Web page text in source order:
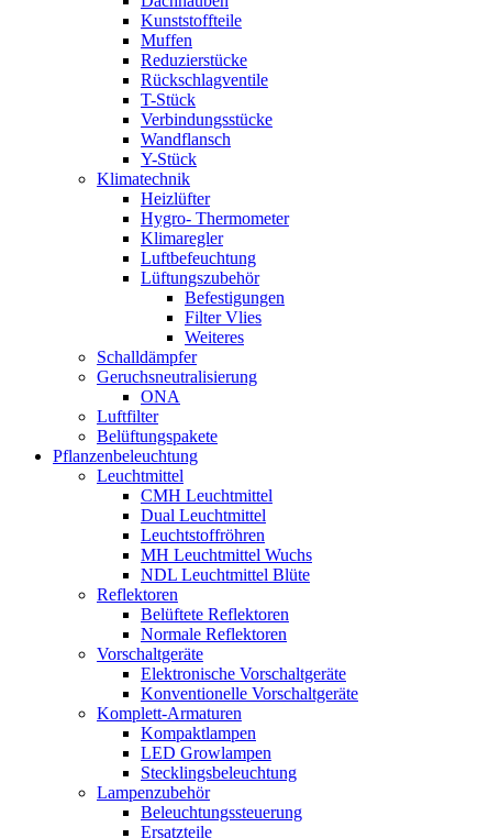
Kunststoffteile
Muffen
Reduzierstücke
Rückschlagventile
T-Stück
Verbindungsstücke
Wandflansch
Y-Stück
Klimatechnik
Heizlüfter
Hygro- Thermometer
Klimaregler
Luftbefeuchtung
Lüftungszubehör
Befestigungen
Filter Vlies
Weiteres
Schalldämpfer
Geruchsneutralisierung
ONA
Luftfilter
Belüftungspakete
Pflanzenbeleuchtung
Leuchtmittel
CMH Leuchtmittel
Dual Leuchtmittel
Leuchtstoffröhren
MH Leuchtmittel Wuchs
NDL Leuchtmittel Blüte
Reflektoren
Belüftete Reflektoren
Normale Reflektoren
Vorschaltgeräte
Elektronische Vorschaltgeräte
Konventionelle Vorschaltgeräte
Komplett-Armaturen
Kompaktlampen
LED Growlampen
Stecklingsbeleuchtung
Lampenzubehör
Beleuchtungssteuerung
Ersatzteile